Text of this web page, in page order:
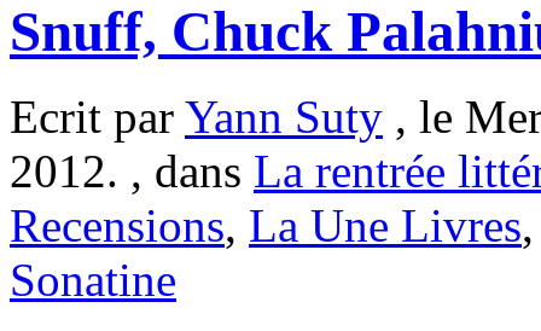
Snuff, Chuck
Ecrit par Yann Suty , le
2012. , dans La rentrée
Recensions, La Une Livres
Sonatine